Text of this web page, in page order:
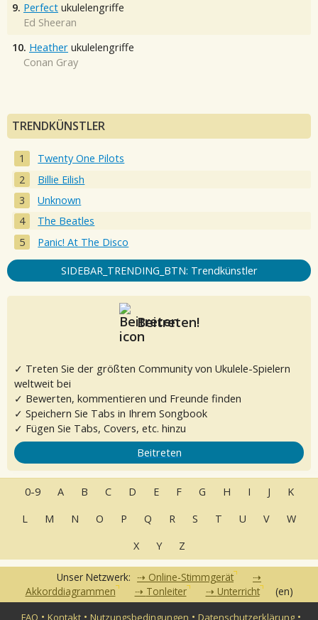
9. Perfect ukulelengriffe
Ed Sheeran
10. Heather ukulelengriffe
Conan Gray
TRENDKÜNSTLER
Twenty One Pilots
Billie Eilish
Unknown
The Beatles
Panic! At The Disco
SIDEBAR_TRENDING_BTN: Trendkünstler
Beitreten!
✓ Treten Sie der größten Community von Ukulele-Spielern
weltweit bei
✓ Bewerten, kommentieren und Freunde finden
✓ Speichern Sie Tabs in Ihrem Songbook
✓ Fügen Sie Tabs, Covers, etc. hinzu
Beitreten
0-9 A B C D E F G H I J
K
L
M N O P Q R S T U V
W
X
Y Z
Unser Netzwerk:
Online-Stimmgerät
Akkorddiagrammen
Tonleiter Unterricht (en)
FAQ •Kontakt •Nutzungsbedingungen •Datenschutzerklärung •